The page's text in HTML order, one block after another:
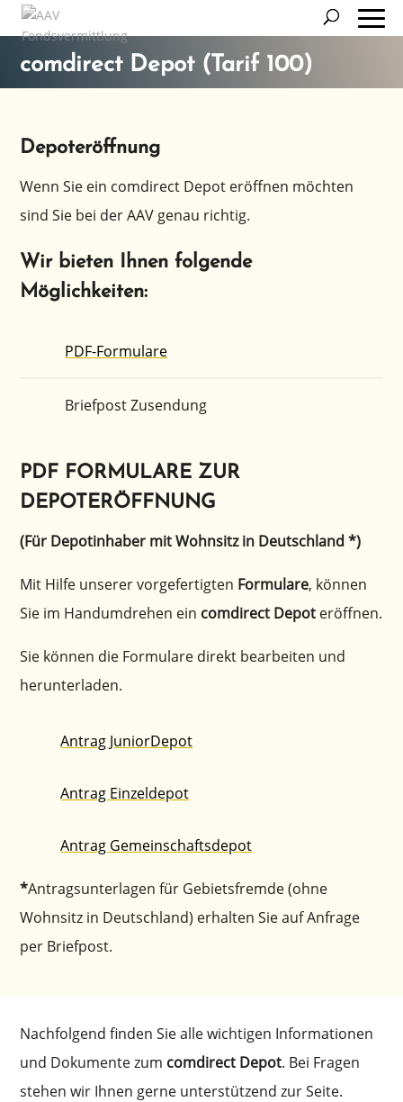
comdirect Depot (Tarif 100)
Depoteröffnung
Wenn Sie ein comdi­rect Depot eröff­nen möchten
sind Sie bei der AAV genau richtig.
Wir bieten Ihnen folgende
Möglichkeiten:
PDF-Formu­la­re
Brief­post Zusendung
PDF FORMULARE ZUR
DEPOTERÖFFNUNG
(Für Depot­in­ha­ber mit Wohnsitz in Deutschland *)
Mit Hilfe unserer vorge­fer­tig­ten Formu­la­re, können
Sie im Handum­dre­hen ein comdi­rect Depot eröffnen.
Sie können die Formu­la­re direkt bearbei­ten und
herunterladen.
Antrag Junior­De­pot
Antrag Einzel­de­pot
Antrag Gemein­schafts­de­pot
*Antrags­un­ter­la­gen für Gebiets­frem­de (ohne
Wohnsitz in Deutsch­land) erhal­ten Sie auf Anfra­ge
per Briefpost.
Nachfol­gend finden Sie alle wichti­gen Infor­ma­tio­nen
und Dokumen­te zum comdi­rect Depot. Bei Fragen
stehen wir Ihnen gerne unter­stüt­zend zur Seite.